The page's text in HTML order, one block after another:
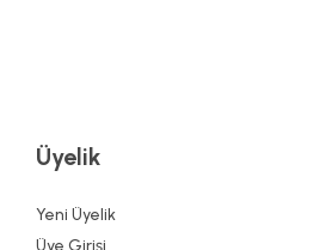
Üyelik
Yeni Üyelik
Üye Girişi